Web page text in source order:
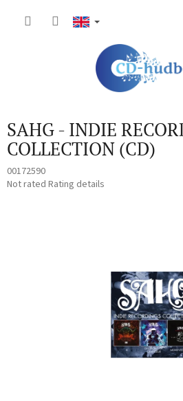
SAHG - INDIE
COLLECTION (CD)
00172590
The
Not rated Rating details